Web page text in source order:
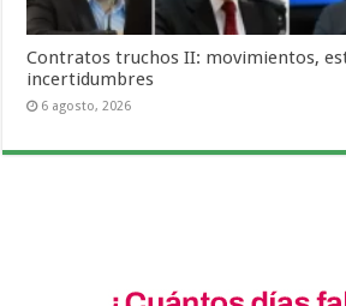
Contratos truchos II: movimientos,
incertidumbres
6 agosto, 2026